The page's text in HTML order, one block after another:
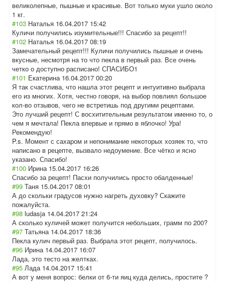
великолепные, пышные и красивые. Вот только муки ушло около
1 кг.
#103 Наталья 16.04.2017 15:42
Куличи получились изумительные!!! Спасибо за рецепт!!
#102 Наталья 16.04.2017 08:19
Замечательный рецепт!!! Куличи получились пышные и очень
вкусные, несмотря на то что пекла в первый раз. Все очень
четко о доступно расписано! СПАСИБО1
#101 Екатерина 16.04.2017 00:20
Я так счастлива, что нашла этот рецепт и интуитивно выбрала
его из многих. Хотя, честно говоря, на выбор повлиял большое
кол-во отзывов, чего не встретишь под другими рецептами.
Это лучший рецепт! С восхитительным результатом именно то, о
чем я мечтала! Пекла впервые и прямо в яблочко! Ура!
Рекомендую!
P.s. Момент с сахаром и непонимание некоторых хозяек то, что
написано в рецепте, вызвало недоумение. Все чётко и ясно
указано. Спасибо!
#100 Ирина 15.04.2017 16:26
Спасибо за рецепт! Пасхи получились просто обалденные!
#99 Таня 15.04.2017 08:01
А до скольки градусов нужно нагреть духовку? Скажите
пожалуйста.
#98 ludasja 14.04.2017 21:24
А сколько куличей может получится небольших, грамм по 200?
#97 Татьяна 14.04.2017 18:36
Пекла кулич первый раз. Выбрала этот рецепт, получилось.
#96 Ирина 14.04.2017 16:07
Лада, это тесто на желтках.
#95 Лада 14.04.2017 15:41
А вот у меня вопрос: белки от 6-ти яиц куда делись, простите ?